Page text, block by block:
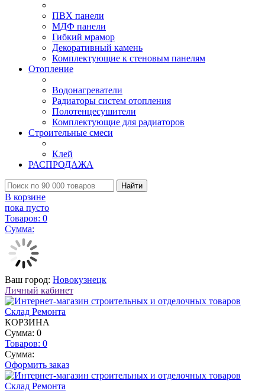
ПВХ панели
МДФ панели
Гибкий мрамор
Декоративный камень
Комплектующие к стеновым панелям
Отопление
Водонагреватели
Радиаторы систем отопления
Полотенцесушители
Комплектующие для радиаторов
Строительные смеси
Клей
РАСПРОДАЖА
Найти
В корзине
пока пусто
Товаров: 0
Сумма:
Ваш город: Новокузнецк
Личный кабинет
КОРЗИНА
Сумма: 0
Товаров: 0
Сумма:
Оформить заказ